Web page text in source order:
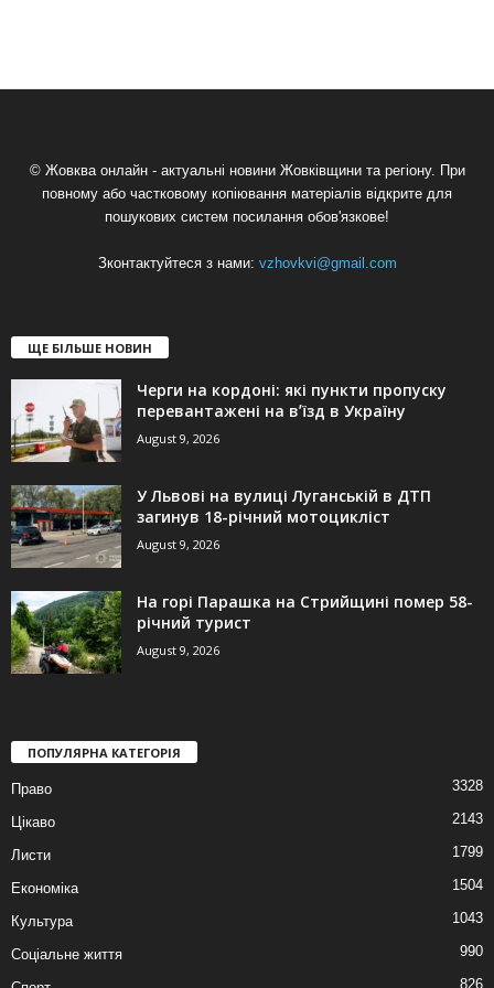
© Жовква онлайн - актуальні новини Жовківщини та регіону. При
повному або частковому копіювання матеріалів відкрите для
пошукових систем посилання обов'язкове!
Зконтактуйтеся з нами: vzhovkvi@gmail.com
ЩЕ БІЛЬШЕ НОВИН
Черги на кордоні: які пункти пропуску
перевантажені на вʼїзд в Україну
August 9, 2026
У Львові на вулиці Луганській в ДТП
загинув 18-річний мотоцикліст
August 9, 2026
На горі Парашка на Стрийщині помер 58-
річний турист
August 9, 2026
ПОПУЛЯРНА КАТЕГОРІЯ
Право 3328
Цікаво 2143
Листи 1799
Економіка 1504
Культура 1043
Соціальне життя 990
826